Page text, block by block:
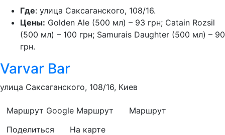
Где: улица Саксаганского, 108/16.
Цены: Golden Ale (500 мл) – 93 грн; Catain Rozsil
(500 мл) – 100 грн; Samurais Daughter (500 мл) – 90
грн.
Varvar Bar
улица Саксаганского, 108/16, Киев
Маршрут Google Маршрут
Маршрут
Поделиться
На карте